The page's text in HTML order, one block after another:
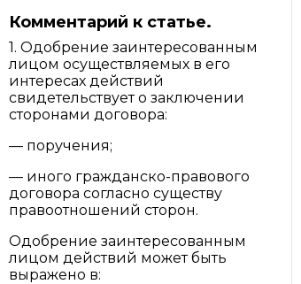
Комментарий к статье.
1. Одобрение заинтересованным
лицом осуществляемых в его
интересах действий
свидетельствует о заключении
сторонами договора:
— поручения;
— иного гражданско-правового
договора согласно существу
правоотношений сторон.
Одобрение заинтересованным
лицом действий может быть
выражено в: